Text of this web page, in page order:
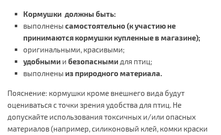
Кормушки должны быть:
выполнены самостоятельно (к участию не
принимаются кормушки купленные в магазине);
оригинальными, красивыми;
удобными и безопасными для птиц;
выполнены из природного материала.
Пояснение: кормушки кроме внешнего вида будут
оцениваться с точки зрения удобства для птиц. Не
допускайте использования токсичных и/или опасных
материалов (например, силиконовый клей, комки краски